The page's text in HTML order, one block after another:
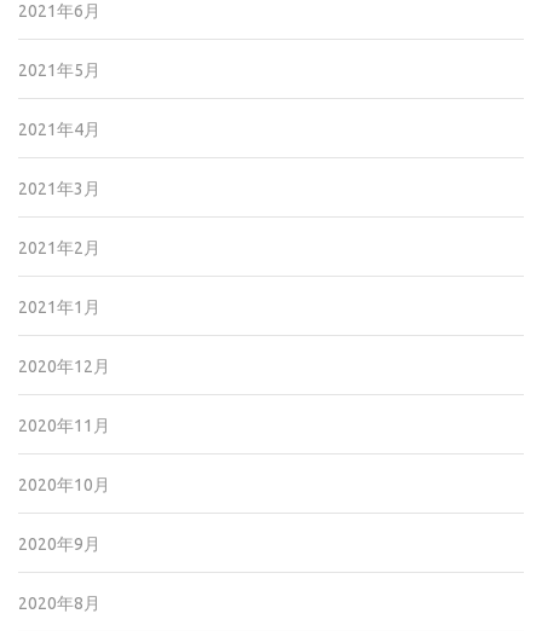
2021年6月
2021年5月
2021年4月
2021年3月
2021年2月
2021年1月
2020年12月
2020年11月
2020年10月
2020年9月
2020年8月